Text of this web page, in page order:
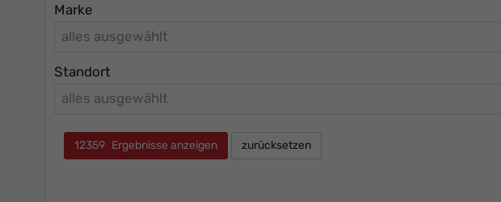
Marke
alles ausgewählt
Standort
alles ausgewählt
12359 Ergebnisse anzeigen zurücksetzen